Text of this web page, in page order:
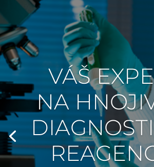
VÁŠ
NA